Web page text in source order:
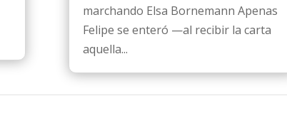
marchando Elsa Bornemann Apenas
Felipe se enteró —al recibir la carta
aquella...